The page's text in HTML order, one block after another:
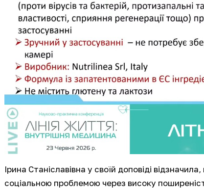
Ірина Станіславівна у своїй доповіді
соціальною проблемою через високу